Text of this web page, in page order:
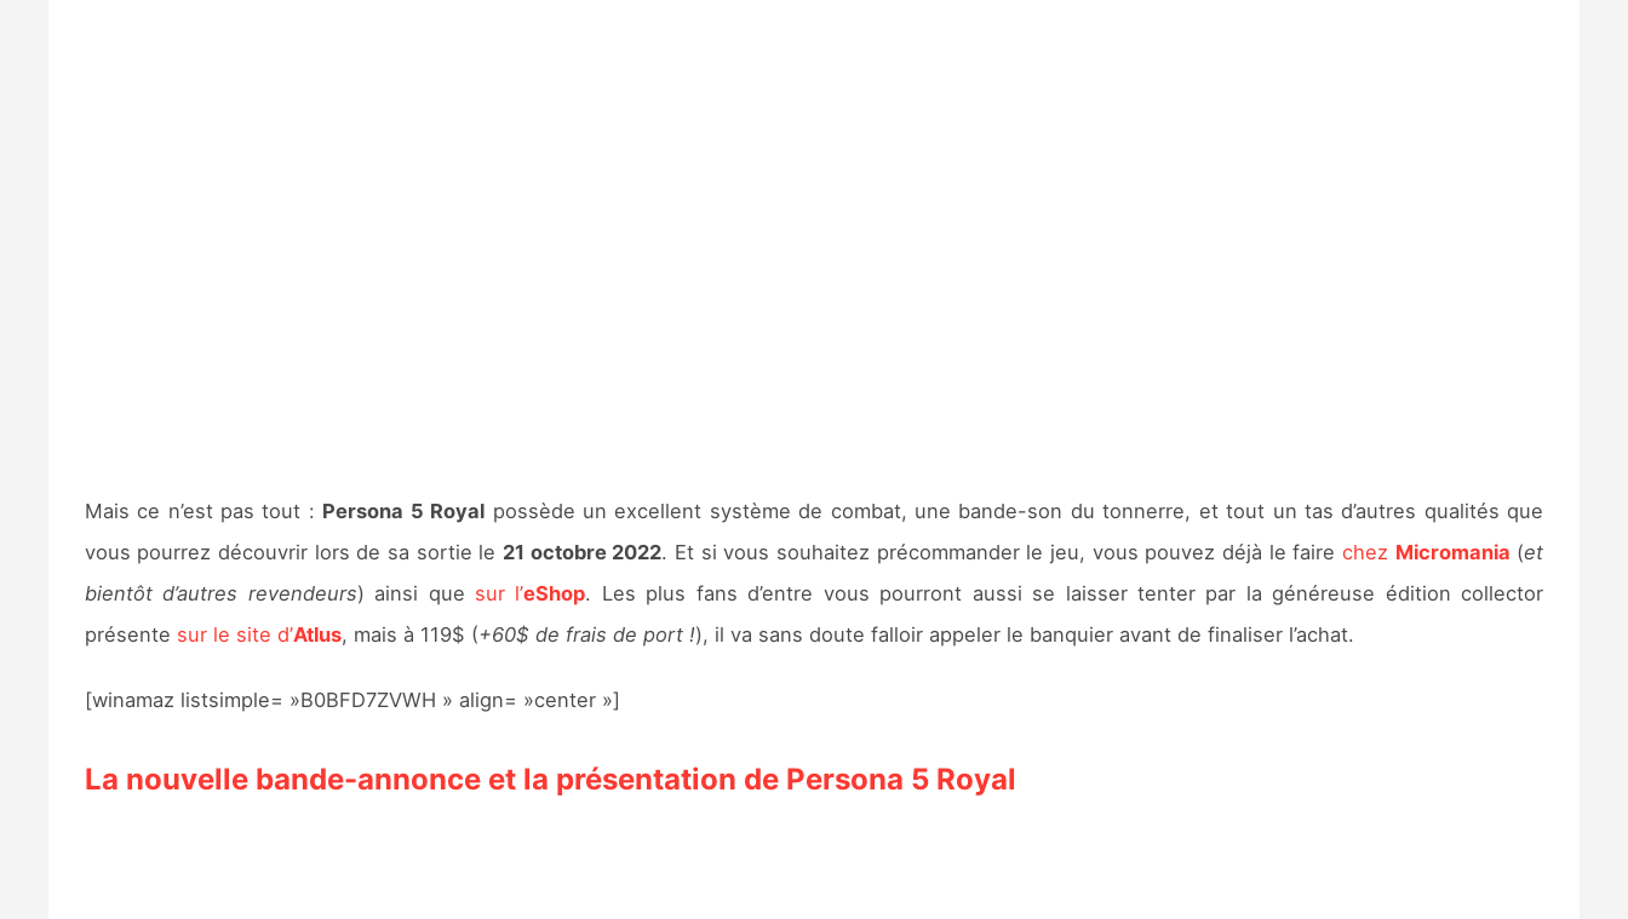
Mais ce n’est pas tout : Persona 5 Royal possède un excellent système de combat, une bande-son du tonnerre, et tout un tas d’autres qualités que
vous pourrez découvrir lors de sa sortie le 21 octobre 2022. Et si vous souhaitez précommander le jeu, vous pouvez déjà le faire chez Micromania (et
bientôt d’autres revendeurs) ainsi que sur l’eShop. Les plus fans d’entre vous pourront aussi se laisser tenter par la généreuse édition collector
présente sur le site d’Atlus, mais à 119$ (+60$ de frais de port !), il va sans doute falloir appeler le banquier avant de finaliser l’achat.
[winamaz listsimple= »B0BFD7ZVWH » align= »center »]
La nouvelle bande-annonce et la présentation de Persona 5 Royal